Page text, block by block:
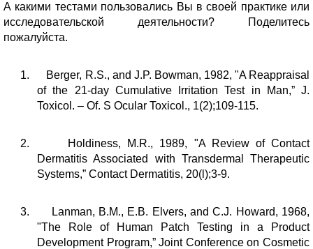
А какими тестами пользовались Вы в своей практике или
исследовательской деятельности? Поделитесь
пожалуйста.
1. Berger, R.S., and J.P. Bowman, 1982, "A Reappraisal
of the 21-day Cumulative Irritation Test in Man,” J.
Toxicol. – Of. S Ocular Toxicol., 1(2);109-115.
2. Holdiness, M.R., 1989, "A Review of Contact
Dermatitis Associated with Transdermal Therapeutic
Systems,” Contact Dermatitis, 20(l);3-9.
3. Lanman, B.M., E.B. Elvers, and C.J. Howard, 1968,
"The Role of Human Patch Testing in a Product
Development Program,” Joint Conference on Cosmetic